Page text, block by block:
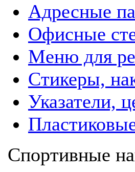
Адресные
Офисные
Меню для
Стикеры,
Указатели,
Спортивные